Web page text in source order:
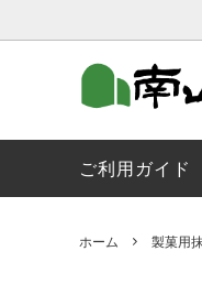
季節のお茶
深むし煎茶
ティーバッグ
金の抹茶のご
ご利用ガイド
ホーム 製菓用